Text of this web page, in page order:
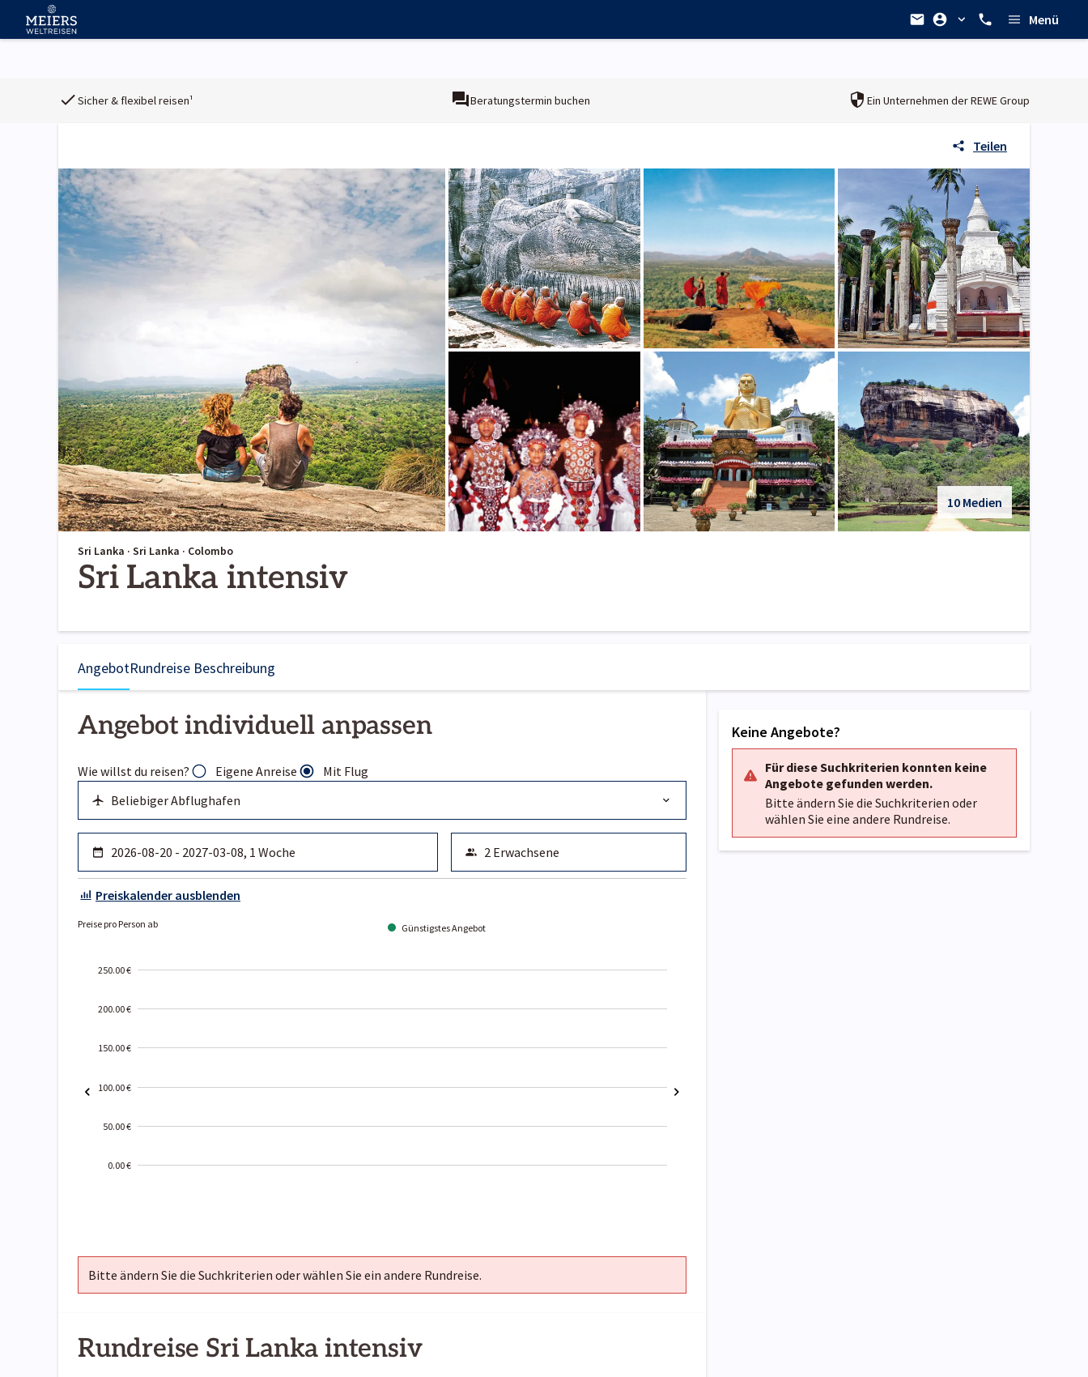
Menü
Sicher & flexibel reisen¹ Beratungstermin buchen Ein Unternehmen derREWE Group
Teilen
10 Medien
Sri Lanka · Sri Lanka · Colombo
Sri Lanka intensiv
AngebotRundreise Beschreibung
Angebot individuell anpassen
Wie willst du reisen? Eigene Anreise Mit Flug
Preiskalender ausblenden
Preise pro Person ab Günstigstes Angebot
250.00 €
200.00 €
150.00 €
100.00 €
50.00 €
0.00 €
Bitte ändern Sie die Suchkriterien oder wählen Sie ein andere Rundreise.
Rundreise Sri Lanka intensiv
Keine Angebote?
Für diese Suchkriterien konnten keine
Angebote gefunden werden.
Bitte ändern Sie die Suchkriterien oder
wählen Sie eine andere Rundreise.